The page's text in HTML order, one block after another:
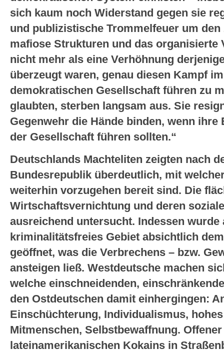
sich kaum noch Widerstand gegen sie
und publizistische Trommelfeuer um
mafiose Strukturen und das organisierte
nicht mehr als eine Verhöhnung
überzeugt waren, genau diesen Kampf
demokratischen Gesellschaft führen zu
glaubten, sterben langsam aus. Sie
Gegenwehr die Hände binden, wenn
der Gesellschaft führen sollten.“
Deutschlands Machteliten zeigten nach
Bundesrepublik überdeutlich, mit
weiterhin vorzugehen bereit sind. Die
Wirtschaftsvernichtung und deren
ausreichend untersucht. Indessen
kriminalitätsfreies Gebiet absichtlich
geöffnet, was die Verbrechens – bzw.
ansteigen ließ. Westdeutsche machen
welche einschneidenden,
den Ostdeutschen damit einhergingen:
Einschüchterung, Individualismus,
Mitmenschen, Selbstbewaffnung.
lateinamerikanischen Kokains in